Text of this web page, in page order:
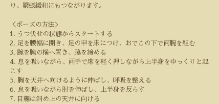
り、緊張緩和にもつながります。
＜ポーズの方法＞
1.
うつ伏せの状態からスタートする
2. 足を腰幅に開き、足の甲を床につけ、おでこの下で両腕を組む
3. 腕を胸の横へ置き、脇を締める
4. 息を吸いながら、両手で床を軽く押しながら上半身をゆっくりと起
こす
5. 胸を天井へ向けるように伸ばし、呼吸を整える
6. 息を吸いながら肘を伸ばし、上半身を反らす
7.
目線は斜め上の天井に向ける